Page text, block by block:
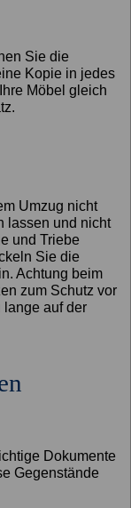
Sie die
Kopie in jedes
Möbel gleich
Umzug nicht
lassen und nicht
und Triebe
Sie die
Achtung beim
zum Schutz vor
lange auf der
Dokumente
Gegenstände